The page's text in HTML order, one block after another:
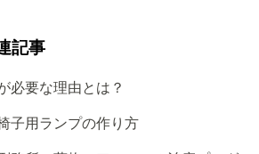
記事
必要な理由とは？
子用ランプの作り方